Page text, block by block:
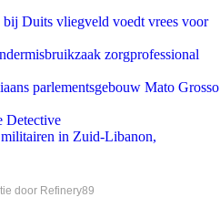
Duits vliegveld voedt vrees voor
zorgprofessional
parlementsgebouw Mato Grosso
Detective
in Zuid-Libanon,
door Refinery89